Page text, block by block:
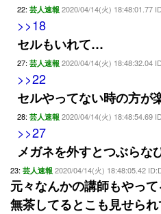
22: 芸人速報 2020/04/14(火) 18:48:01.77
>>18
セルもいれて…
27: 芸人速報 2020/04/14(火) 18:48:32.04
>>22
セルやってない時の方が
28: 芸人速報 2020/04/14(火) 18:48:54.69
>>27
メガネを外すとつぶらな
23: 芸人速報 2020/04/14(火) 18:48:05.42
元々なんかの講師もやっ
無茶してるとこも見せら